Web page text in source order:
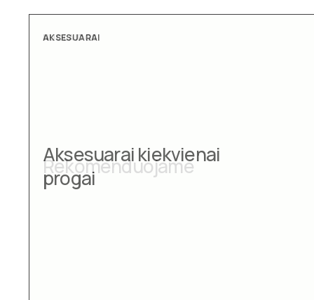
AKSESUARAI
Aksesuarai kiekvienai
progai